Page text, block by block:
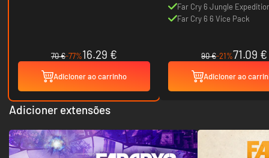
70 €-77%16.29 €
Adicioner ao carrinho
Far Cry 6 Jungle
Far Cry 6 6 Vice Pack
90 €-21%71.09 €
Adicioner ao
Adicioner extensões